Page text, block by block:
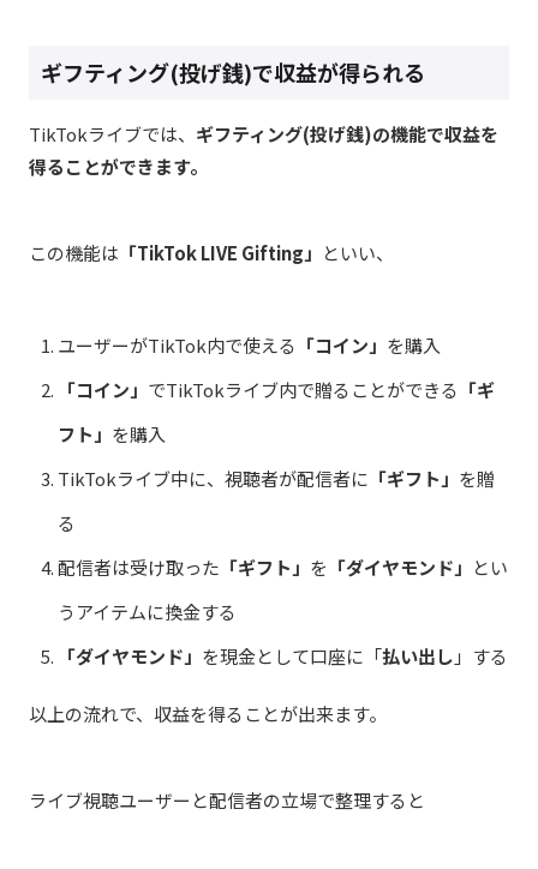
ギフティング(投げ銭)で収益が得られる
TikTokライブでは、 ギフティング(投げ銭)の機能で収益を
得ることができます。
この機能は 「TikTok LIVE Gifting」 といい、
ユーザーがTikTok内で使える 「コイン」 を購入
「コイン」 でTikTokライブ内で贈ることができる 「ギ
フト」 を購入
TikTokライブ中に、視聴者が配信者に 「ギフト」 を贈
る
配信者は受け取った 「ギフト」 を 「ダイヤモンド」 とい
うアイテムに換金する
「ダイヤモンド」 を現金として口座に「払い出し 」する
以上の流れで、収益を得ることが出来ます。
ライブ視聴ユーザーと配信者の立場で整理すると